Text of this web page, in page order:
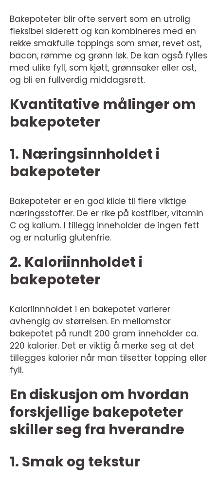
Bakepoteter blir ofte servert som en utrolig
fleksibel siderett og kan kombineres med en
rekke smakfulle toppings som smør, revet ost,
bacon, rømme og grønn løk. De kan også fylles
med ulike fyll, som kjøtt, grønnsaker eller ost,
og bli en fullverdig middagsrett.
Kvantitative målinger om
bakepoteter
1. Næringsinnholdet i
bakepoteter
Bakepoteter er en god kilde til flere viktige
næringsstoffer. De er rike på kostfiber, vitamin
C og kalium. I tillegg inneholder de ingen fett
og er naturlig glutenfrie.
2. Kaloriinnholdet i
bakepoteter
Kaloriinnholdet i en bakepotet varierer
avhengig av størrelsen. En mellomstor
bakepotet på rundt 200 gram inneholder ca.
220 kalorier. Det er viktig å merke seg at det
tillegges kalorier når man tilsetter topping eller
fyll.
En diskusjon om hvordan
forskjellige bakepoteter
skiller seg fra hverandre
1. Smak og tekstur